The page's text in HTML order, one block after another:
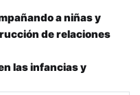
a niñas y
de relaciones
las infancias y